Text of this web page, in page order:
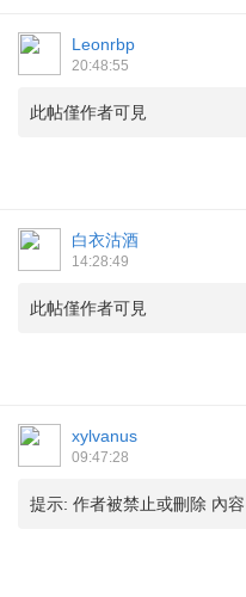
Leonrbp
20:48:55
此帖僅作者可見
白衣沽酒
14:28:49
此帖僅作者可見
xylvanus
09:47:28
提示: 作者被禁止或刪除 內